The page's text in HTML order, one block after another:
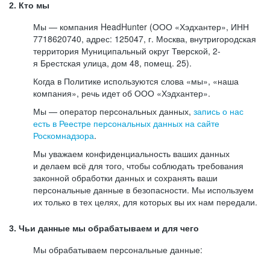
2. Кто мы
Мы — компания HeadHunter (ООО «Хэдхантер», ИНН
7718620740, адрес: 125047, г. Москва, внутригородская
территория Муниципальный округ Тверской, 2-
я Брестская улица, дом 48, помещ. 25).
Когда в Политике используются слова «мы», «наша
компания», речь идет об ООО «Хэдхантер».
Мы — оператор персональных данных, запись о нас
есть в Реестре персональных данных на сайте
Роскомнадзора.
Мы уважаем конфиденциальность ваших данных
и делаем всё для того, чтобы соблюдать требования
законной обработки данных и сохранять ваши
персональные данные в безопасности. Мы используем
их только в тех целях, для которых вы их нам передали.
3. Чьи данные мы обрабатываем и для чего
Мы обрабатываем персональные данные: